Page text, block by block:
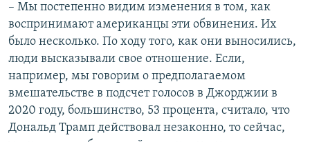
– Мы постепенно видим изменения в том, как
воспринимают американцы эти обвинения. Их
было несколько. По ходу того, как они выносились,
люди высказывали свое отношение. Если,
например, мы говорим о предполагаемом
вмешательстве в подсчет голосов в Джорджии в
2020 году, большинство, 53 процента, считало, что
Дональд Трамп действовал незаконно, то сейчас,